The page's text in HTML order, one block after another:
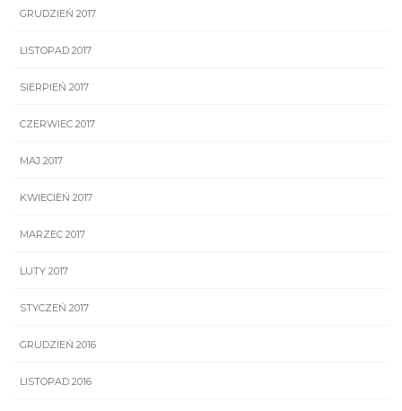
GRUDZIEŃ 2017
LISTOPAD 2017
SIERPIEŃ 2017
CZERWIEC 2017
MAJ 2017
KWIECIEŃ 2017
MARZEC 2017
LUTY 2017
STYCZEŃ 2017
GRUDZIEŃ 2016
LISTOPAD 2016